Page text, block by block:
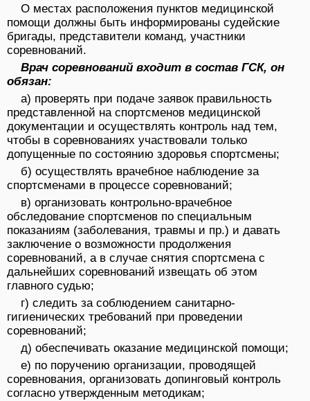
О местах расположения пунктов медицинской
помощи должны быть информированы судейские
бригады, представители команд, участники
соревнований.
Врач соревнований входит в состав ГСК, он
обязан:
а) проверять при подаче заявок правильность
представленной на спортсменов медицинской
документации и осуществлять контроль над тем,
чтобы в соревнованиях участвовали только
допущенные по состоя­нию здоровья спортсмены;
б) осуществлять врачебное наблюдение за
спортсменами в про­цессе соревнований;
в) организовать контрольно-врачебное
обследование спортсменов по специальным
показаниям (заболевания, травмы и пр.) и давать
заключение о возможности продолжения
соревнований, а в случае снятия спорт­смена с
дальнейших соревнований извещать об этом
главного судью;
г) следить за соблюдением санитарно-
гигиенических требований при проведении
соревнований;
д) обеспечивать оказание медицинской помощи;
е) по поручению организации, проводящей
соревнования, организовать допинговый контроль
согласно утвержденным методикам;